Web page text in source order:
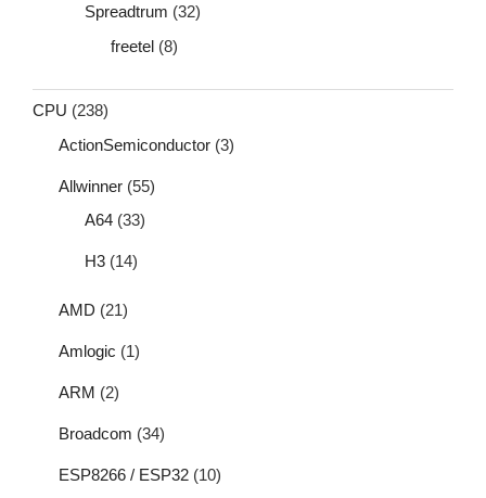
Spreadtrum (32)
freetel (8)
CPU (238)
ActionSemiconductor (3)
Allwinner (55)
A64 (33)
H3 (14)
AMD (21)
Amlogic (1)
ARM (2)
Broadcom (34)
ESP8266 / ESP32 (10)